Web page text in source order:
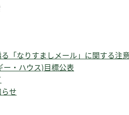
る「なりすましメール」に関する注
ー・ハウス)目標公表
せ